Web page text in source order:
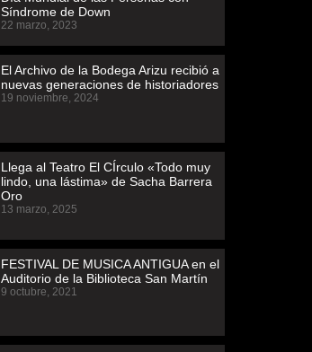
Síndrome de Down
22 marzo, 2023
El Archivo de la Bodega Arizu recibió a
nuevas generaciones de historiadores
19 noviembre, 2024
Llega al Teatro El CÍrculo «Todo muy
lindo, una lástima» de Sacha Barrera
Oro
13 marzo, 2025
FESTIVAL DE MUSICA ANTIGUA en el
Auditorio de la Biblioteca San Martín
9 octubre, 2021